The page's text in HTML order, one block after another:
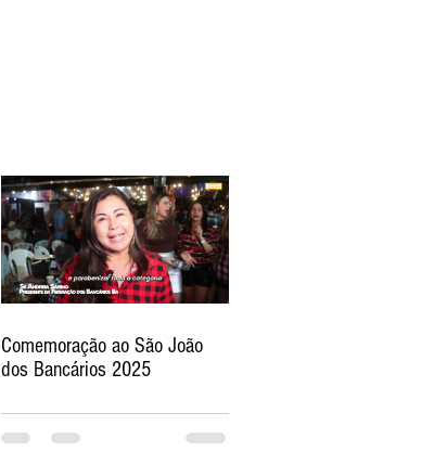
Comemoração ao São João
dos Bancários 2025